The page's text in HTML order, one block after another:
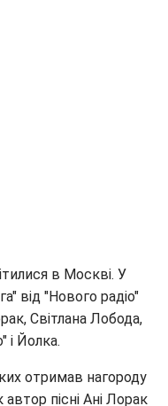
в Москві. У
від "Нового радіо"
Світлана Лобода,
і Йолка.
отримав нагороду
пісні Ані Лорак